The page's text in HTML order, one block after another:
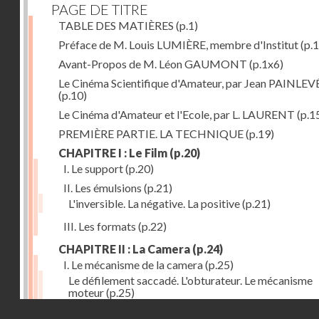
PAGE DE TITRE
TABLE DES MATIÈRES (p.1)
Préface de M. Louis LUMIÈRE, membre d'Institut
Avant-Propos de M. Léon GAUMONT (p.1x6)
Le Cinéma Scientifique d'Amateur, par Jean
(p.10)
Le Cinéma d'Amateur et l'Ecole, par L. LAURENT
PREMIÈRE PARTIE. LA TECHNIQUE(p.19)
CHAPITRE I : Le Film (p.20)
I. Le support(p.20)
II. Les émulsions (p.21)
L'inversible. La négative. La positive(p.21)
III. Les formats (p.22)
CHAPITRE II : La Camera (p.24)
I. Le mécanisme de la camera(p.25)
Le défilement saccadé. L'obturateur. Le mécanisme
moteur(p.25)